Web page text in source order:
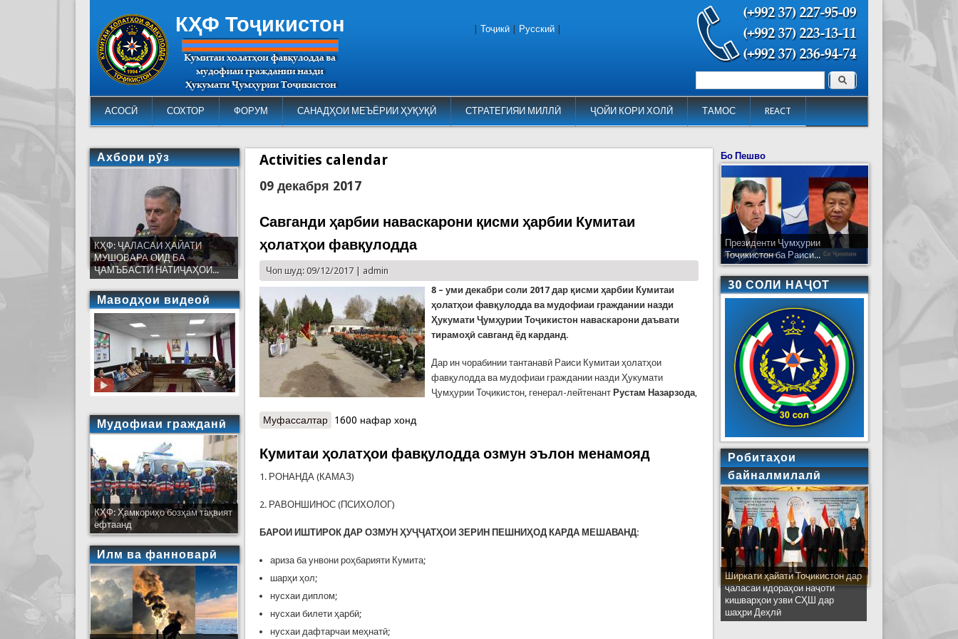
КҲФ Тоҷикистон
АСОСӢ СОХТОР ФОРУМ САНАДҲОИ МЕЪЁРИИ ҲУҚУҚӢ СТРАТЕГИЯИ МИЛЛӢ ҶОЙИ КОРИ ХОЛӢ ТАМОС REACT
Форма поиска Поиск
Тоҷикӣ Русский
Activities calendar
09 декабря 2017
Савганди ҳарбии наваскарони қисми ҳарбии Кумитаи
ҳолатҳои фавқулодда
Чоп шуд: 09/12/2017 | admin
8 – уми декабри соли 2017 дар қисми ҳарбии Кумитаи
ҳолатҳои фавқулодда ва мудофиаи граждании назди
Ҳукумати Ҷумҳурии Тоҷикистон наваскарони даъвати
тирамоҳӣ савганд ёд карданд.
Дар ин чорабинии тантанавӣ Раиси Кумитаи ҳолатҳои
фавқулодда ва мудофиаи граждании назди Ҳукумати
Ҷумҳурии Тоҷикистон, генерал-лейтенант Рустам Назарзода
Муфассалтар о Савганди ҳарбии наваскарони қисми ҳарбии Кумитаи ҳолатҳои фавқулодда
1600 нафар хонд
Кумитаи ҳолатҳои фавқулодда озмун эълон менамояд
1. РОНАНДА (КАМАЗ)
2. РАВОНШИНОС (ПСИХОЛОГ)
БАРОИ ИШТИРОК ДАР ОЗМУН ҲУҶҶАТҲОИ ЗЕРИН ПЕШНИҲОД КАРДА МЕШАВАНД:
ариза ба унвони роҳбарияти Кумита;
шарҳи ҳол;
нусхаи диплом;
нусхаи билети ҳарбӣ;
нусхаи дафтарчаи меҳнатӣ;
Ахбори рӯз
КҲФ: ҶАЛАСАИ ҲАЙАТИ
МУШОВАРА ОИД БА
ҶАМЪБАСТИ НАТИҶАҲОИ...
Маводҳои видеоӣ
Мудофиаи гражданӣ
КҲФ: Ҳамкориҳо бозҳам тақвият
ёфтаанд
Илм ва фанноварӣ
Бо Пешво
Президенти Ҷумҳурии
Тоҷикистон ба Раиси...
30 СОЛИ НАҶОТ
Робитаҳои
байналмилалӣ
Ширкати ҳайати Тоҷикистон дар
ҷаласаи идораҳои наҷоти
кишварҳои узви СҲШ дар
шаҳри Деҳлӣ